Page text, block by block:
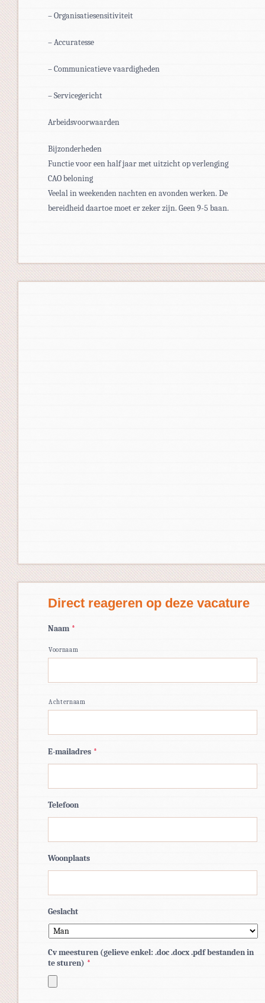
– Organisatiesensitiviteit
– Accuratesse
– Communicatieve vaardigheden
– Servicegericht
Arbeidsvoorwaarden
Bijzonderheden
Functie voor een half jaar met uitzicht op verlenging
CAO beloning
Veelal in weekenden nachten en avonden werken. De
bereidheid daartoe moet er zeker zijn. Geen 9-5 baan.
Direct reageren op deze vacature
Naam *
Voornaam
Achternaam
E-mailadres *
Telefoon
Woonplaats
Geslacht
Cv meesturen (gelieve enkel: .doc .docx .pdf bestanden in
te sturen) *